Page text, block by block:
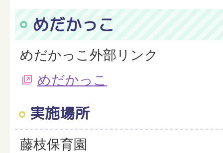
めだかっこ
めだかっこ外部リンク
めだかっこ
実施場所
藤枝保育園